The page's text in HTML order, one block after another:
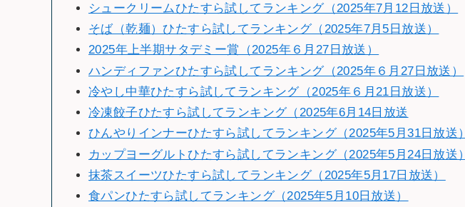
シュークリームひたすら試してランキング（2025年7月12日放送）
そば（乾麺）ひたすら試してランキング（2025年7月5日放送）
2025年上半期サタデミー賞（2025年６月27日放送）
ハンディファンひたすら試してランキング（2025年６月27日放送）
冷やし中華ひたすら試してランキング（2025年６月21日放送）
冷凍餃子ひたすら試してランキング（2025年6月14日放送
ひんやりインナーひたすら試してランキング（2025年5月31日放送）
カップヨーグルトひたすら試してランキング（2025年5月24日放送）
抹茶スイーツひたすら試してランキング（2025年5月17日放送）
食パンひたすら試してランキング（2025年5月10日放送）